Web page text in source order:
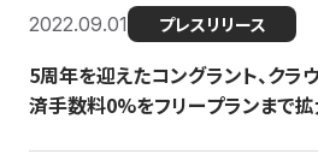
2022.09.01 プレスリリース
5周年を迎えたコングラント、クラ
済手数料0%をフリープランまで